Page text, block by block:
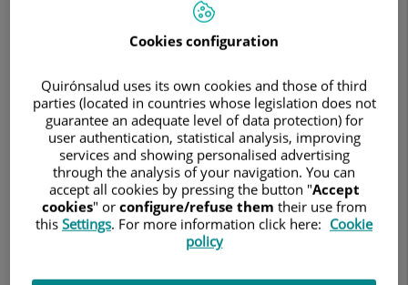
Cookies configuration
Quirónsalud uses its own cookies and those of third
parties (located in countries whose legislation does not
guarantee an adequate level of data protection) for
user authentication, statistical analysis, improving
services and showing personalised advertising
through the analysis of your navigation. You can
accept all cookies by pressing the button "Accept
cookies" or configure/refuse them their use from
this Settings. For more information click here: Cookie
policy